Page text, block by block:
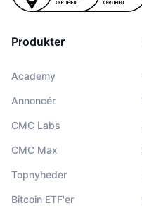
Produkter
Academy
Annoncér
CMC Labs
CMC Max
Topnyheder
Bitcoin ETF'er